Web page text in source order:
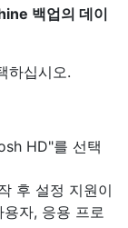
백업의 데이
하십시오.
HD"를 선택
후 설정 지원이
자, 응용 프로